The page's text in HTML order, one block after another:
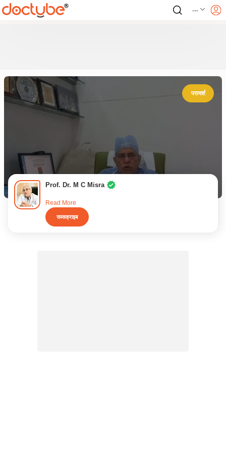
---
परामर्श
Prof. Dr. M C Misra
Read More
सब्सक्राइब